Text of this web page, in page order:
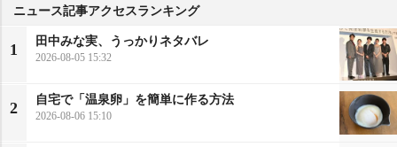
ニュース記事アクセスランキング
1
田中みな実、うっかりネタバレ
2026-08-05 15:32
2
自宅で「温泉卵」を簡単に作る方法
2026-08-06 15:10